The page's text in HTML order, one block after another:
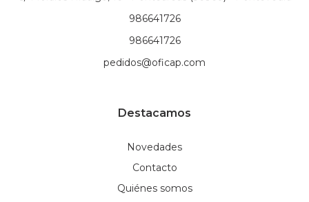
986641726
986641726
pedidos@oficap.com
Destacamos
Novedades
Contacto
Quiénes somos